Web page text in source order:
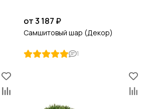
от 3 187 ₽
Самшитовый шар (Декор)
1